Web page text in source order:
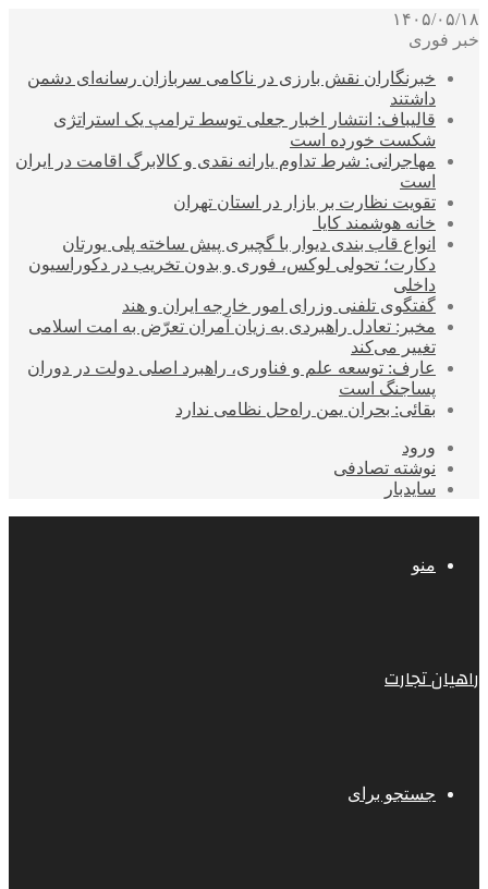
۱۴۰۵/۰۵/۱۸
خبر فوری
خبرنگاران نقش بارزی در ناکامی سربازان رسانه‌ای دشمن
داشتند
قالیباف: انتشار اخبار جعلی توسط ترامپ یک استراتژی
شکست خورده است
مهاجرانی: شرط تداوم یارانه نقدی و کالابرگ اقامت در ایران
است
تقویت نظارت بر بازار در استان تهران
خانه هوشمند کایا
انواع قاب بندی دیوار با گچبری پیش ساخته پلی یورتان
دکارت؛ تحولی لوکس، فوری و بدون تخریب در دکوراسیون
داخلی
گفتگوی تلفنی وزرای امور خارجه ایران و هند
مخبر: تعادل راهبردی به زیان آمران تعرّض به امت اسلامی
تغییر می‌کند
عارف: توسعه علم و فناوری، راهبرد اصلی دولت در دوران
پساجنگ است
بقائی: بحران یمن راه‌حل نظامی ندارد
ورود
نوشته تصادفی
سایدبار
منو
راهیان تجارت
جستجو برای